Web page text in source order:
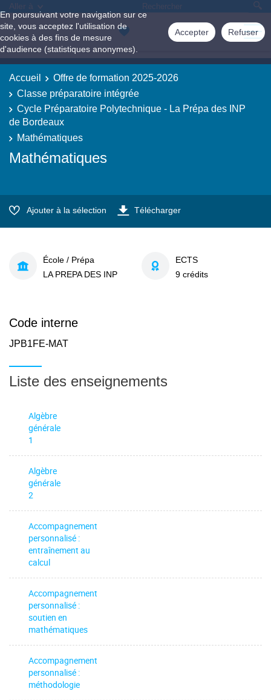
En poursuivant votre navigation sur ce
site, vous acceptez l'utilisation de
cookies à des fins de mesure
d'audience (statistiques anonymes).
Accepter Refuser
Aller à
Accueil
Offre de formation 2025-2026
Classe préparatoire intégrée
Cycle Préparatoire Polytechnique - La Prépa des INP
de Bordeaux
Mathématiques
Mathématiques
Ajouter à la sélection Télécharger
École / Prépa
LA PREPA DES INP
ECTS
9 crédits
Code interne
JPB1FE-MAT
Liste des enseignements
Algèbre
générale
1
Algèbre
générale
2
Accompagnement
personnalisé :
entraînement au
calcul
Accompagnement
personnalisé :
soutien en
mathématiques
Accompagnement
personnalisé :
méthodologie